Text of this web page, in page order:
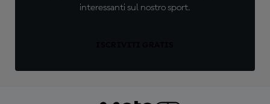
interessanti sul nostro sport.